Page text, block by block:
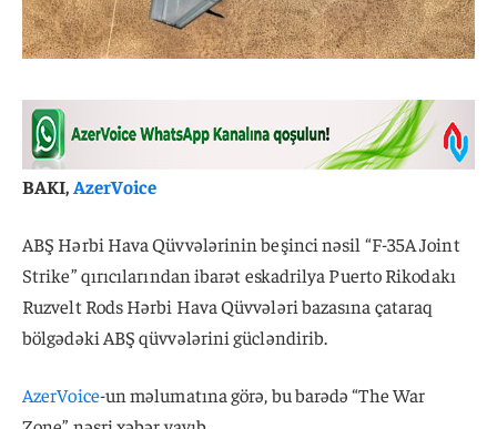
BAKI,AzerVoice
ABŞ Hərbi Hava Qüvvələrinin beşinci nəsil “F-35A Joint
Strike” qırıcılarından ibarət eskadrilya Puerto Rikodakı
Ruzvelt Rods Hərbi Hava Qüvvələri bazasına çataraq
bölgədəki ABŞ qüvvələrini gücləndirib.
AzerVoice-un məlumatına görə, bu barədə “The War